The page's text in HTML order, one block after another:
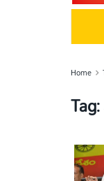
Home
Tag: